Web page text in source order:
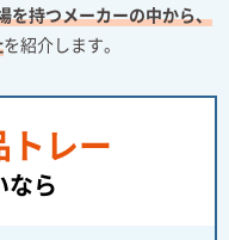
を持つメーカーの中から、
を紹介します。
レー
なら